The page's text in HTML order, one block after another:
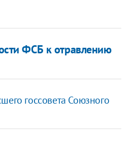
ФСБ к отравлению
госсовета Союзного